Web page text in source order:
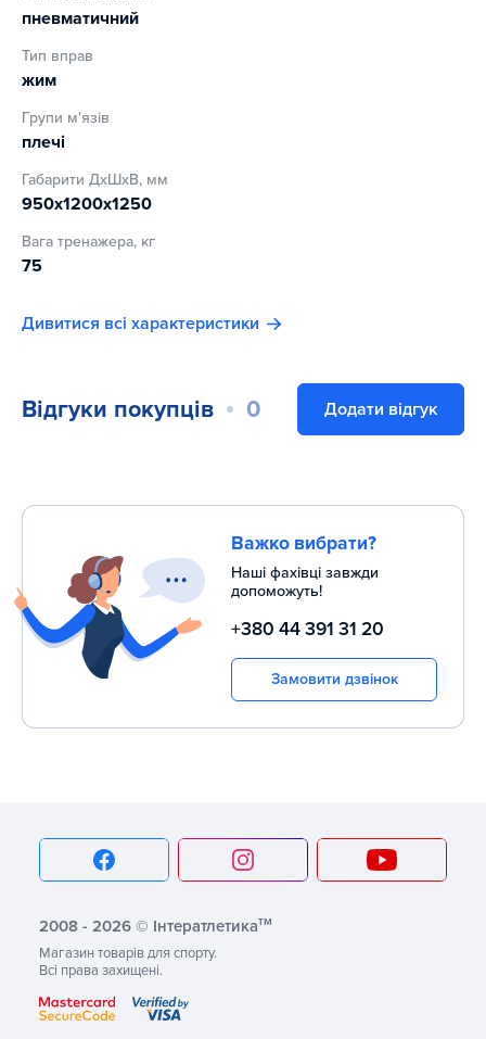
пневматичний
Тип вправ
жим
Групи м'язів
плечі
Габарити ДхШхВ, мм
950x1200x1250
Вага тренажера, кг
75
Дивитися всі характеристики
Відгуки покупців 0 Додати відгук
Важко вибрати?
Наші фахівці завжди
допоможуть!
+380 44 391 31 20
Замовити дзвінок
2008 - 2026 © Інтератлетикатм
Магазин товарів для спорту.
Всі права захищені.